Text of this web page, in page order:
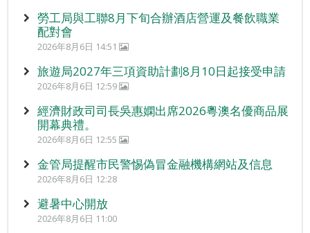
勞工局與工聯8月下旬合辦酒店營運及餐飲職業
配對會
2026年8月6日 14:51
旅遊局2027年三項資助計劃8月10日起接受申請
2026年8月6日 12:59
經濟財政司司長吳惠嫻出席2026粵澳名優商品展
開幕典禮。
2026年8月6日 12:55
金管局提醒市民警惕偽冒金融機構網站及信息
2026年8月6日 12:28
避暑中心開放
2026年8月6日 11:00